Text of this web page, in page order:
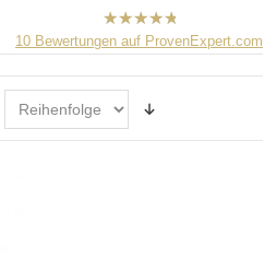
B2CPrint
hat5von
5
Sternen |
10 Bewertungen auf ProvenExpert.com